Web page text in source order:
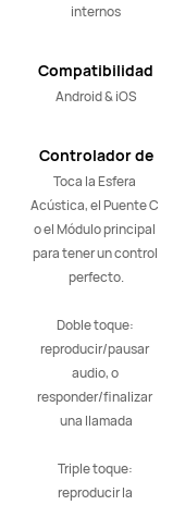
internos
Compatibilidad
Android & iOS
Controlador de
audio
Toca la Esfera
Acústica, el Puente C
o el Módulo principal
para tener un control
perfecto.
Doble toque:
reproducir/pausar
audio, o
responder/finalizar
una llamada
Triple toque:
reproducir la